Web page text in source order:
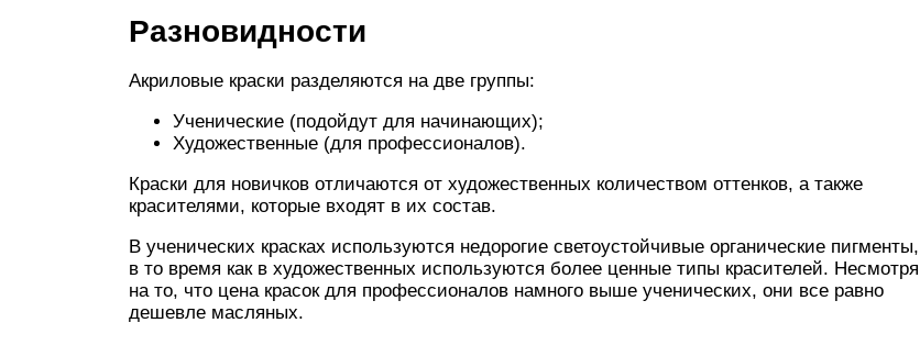
Разновидности
Акриловые краски разделяются на две группы:
Ученические (подойдут для начинающих);
Художественные (для профессионалов).
Краски для новичков отличаются от художественных количеством оттенков, а также
красителями, которые входят в их состав.
В ученических красках используются недорогие светоустойчивые органические пигменты,
в то время как в художественных используются более ценные типы красителей. Несмотря
на то, что цена красок для профессионалов намного выше ученических, они все равно
дешевле масляных.